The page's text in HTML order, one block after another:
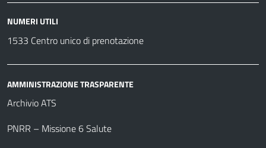
NUMERI UTILI
1533 Centro unico di prenotazione
AMMINISTRAZIONE TRASPARENTE
Archivio ATS
PNRR – Missione 6 Salute